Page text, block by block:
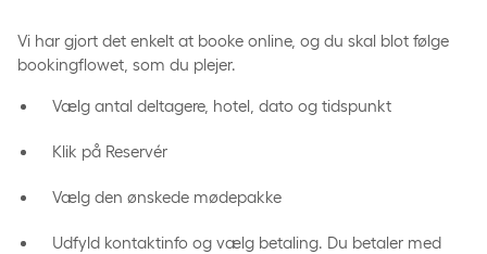
Vi har gjort det enkelt at booke online, og du skal blot følge
bookingflowet, som du plejer.
Vælg antal deltagere, hotel, dato og tidspunkt
Klik på Reservér
Vælg den ønskede mødepakke
Udfyld kontaktinfo og vælg betaling. Du betaler med